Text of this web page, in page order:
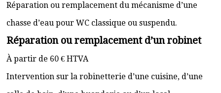
Réparation ou remplacement du mécanisme d’une
chasse d’eau pour WC classique ou suspendu.
Réparation ou remplacement d’un robinet
À partir de 60 € HTVA
Intervention sur la robinetterie d’une cuisine, d’une